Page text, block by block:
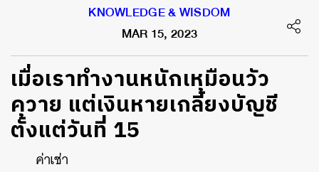
KNOWLEDGE & WISDOM
MAR 15, 2023
เมื่อเราทำงานหนักเหมือนวัว
ควาย แต่เงินหายเกลี้ยงบัญชี
ตั้งแต่วันที่ 15
ค่าเช่า